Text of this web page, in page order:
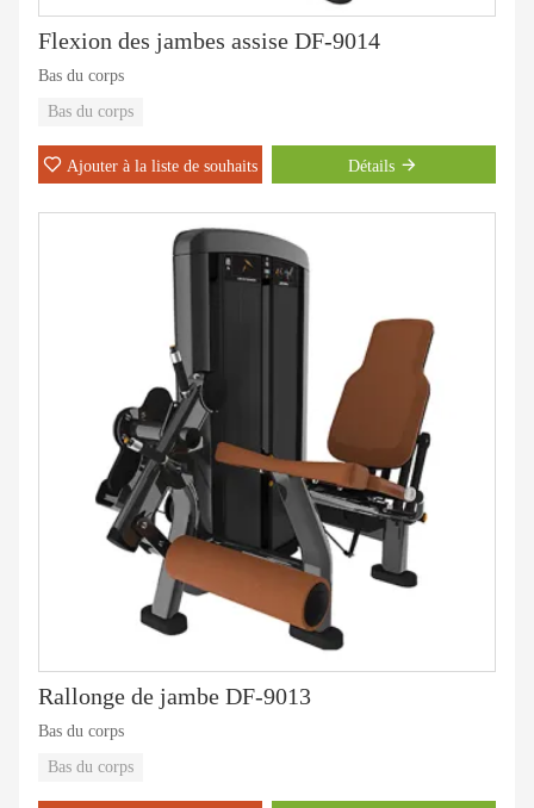
Flexion des jambes assise DF-9014
Bas du corps
Bas du corps
Ajouter à la liste de souhaits Détails
Rallonge de jambe DF-9013
Bas du corps
Bas du corps